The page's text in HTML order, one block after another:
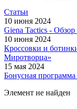
Статьи
10 июня 2024
Giena Tactics - Обзор
10 июня 2024
Кроссовки и
Миротворца»
15 мая 2024
Бонусная
Элемент не найден